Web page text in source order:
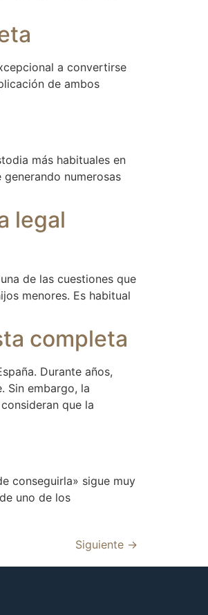
a convertirse
de ambos
más habituales en
numerosas
legal
de las cuestiones que
menores. Es habitual
completa
Durante años,
Sin embargo, la
que la
conseguirla» sigue muy
uno de los
Siguiente →